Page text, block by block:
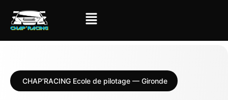
CHAP’RACING Ecole de pilotage — Gironde